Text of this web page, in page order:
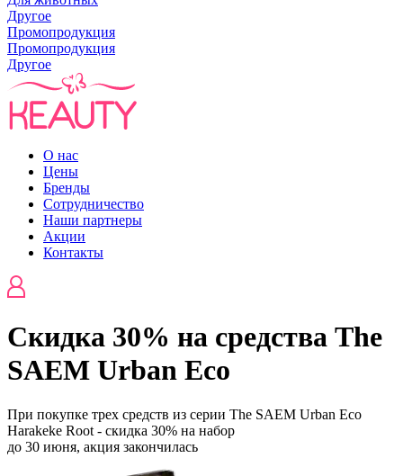
Другое
Промопродукция
Промопродукция
Другое
О нас
Цены
Бренды
Сотрудничество
Наши партнеры
Акции
Контакты
Скидка 30% на средства The
SAEM Urban Eco
При покупке трех средств из серии The SAEM Urban Eco
Harakeke Root - скидка 30% на набор
до 30 июня, акция закончилась